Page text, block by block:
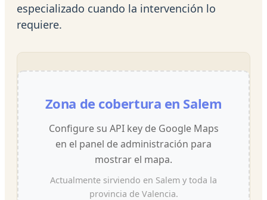
especializado cuando la intervención lo
requiere.
Zona de cobertura en Salem
Configure su API key de Google Maps
en el panel de administración para
mostrar el mapa.
Actualmente sirviendo en Salem y toda la
provincia de Valencia.